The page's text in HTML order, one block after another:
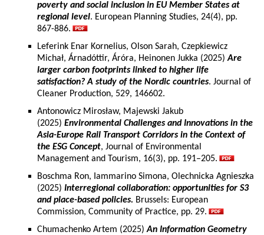
poverty and social inclusion in EU Member States at
regional level. European Planning Studies, 24(4), pp.
867-886.
Leferink Enar Kornelius, Olson Sarah, Czepkiewicz
Michał, Árnadóttir, Áróra, Heinonen Jukka (2025)Are
larger carbon footprints linked to higher life
satisfaction? A study of the Nordic countries. Journal of
Cleaner Production, 529, 146602.
Antonowicz Mirosław, Majewski Jakub
(2025) Environmental Challenges and Innovations in the
Asia-Europe Rail Transport Corridors in the Context of
the ESG Concept, Journal of Environmental
Management and Tourism, 16(3), pp. 191–205.
Boschma Ron, Iammarino Simona, Olechnicka Agnieszka
(2025) Interregional collaboration: opportunities for S3
and place-based policies. Brussels: European
Commission, Community of Practice, pp. 29.
Chumachenko Artem (2025)An Information Geometry